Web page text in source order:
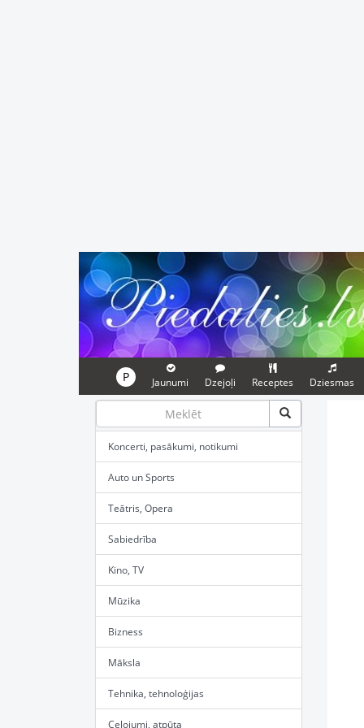
P Jaunumi Dzejoļi Receptes Dziesmas
Koncerti, pasākumi, notikumi
Auto un Sports
Teātris, Opera
Sabiedrība
Kino, TV
Mūzika
Bizness
Māksla
Tehnika, tehnoloģijas
Ceļojumi, atpūta